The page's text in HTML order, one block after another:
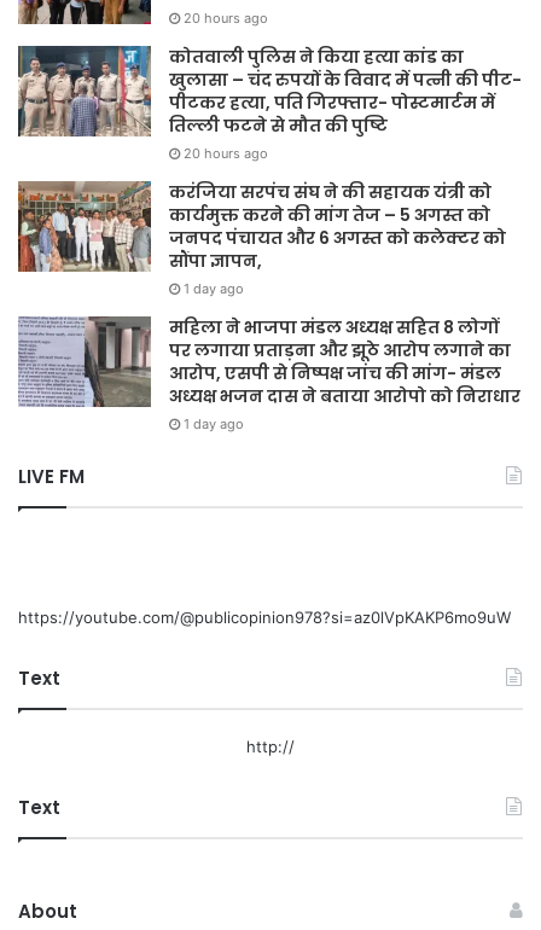
20 hours ago
कोतवाली पुलिस ने किया हत्या कांड का
खुलासा – चंद रुपयों के विवाद में पत्नी की पीट-
पीटकर हत्या, पति गिरफ्तार- पोस्टमार्टम में
तिल्ली फटने से मौत की पुष्टि
20 hours ago
करंजिया सरपंच संघ ने की सहायक यंत्री को
कार्यमुक्त करने की मांग तेज – 5 अगस्त को
जनपद पंचायत और 6 अगस्त को कलेक्टर को
सौंपा ज्ञापन,
1 day ago
महिला ने भाजपा मंडल अध्यक्ष सहित 8 लोगों
पर लगाया प्रताड़ना और झूठे आरोप लगाने का
आरोप, एसपी से निष्पक्ष जांच की मांग- मंडल
अध्यक्ष भजन दास ने बताया आरोपो को निराधार
1 day ago
LIVE FM
https://youtube.com/@publicopinion978?si=az0lVpKAKP6mo9uW
Text
http://
Text
About